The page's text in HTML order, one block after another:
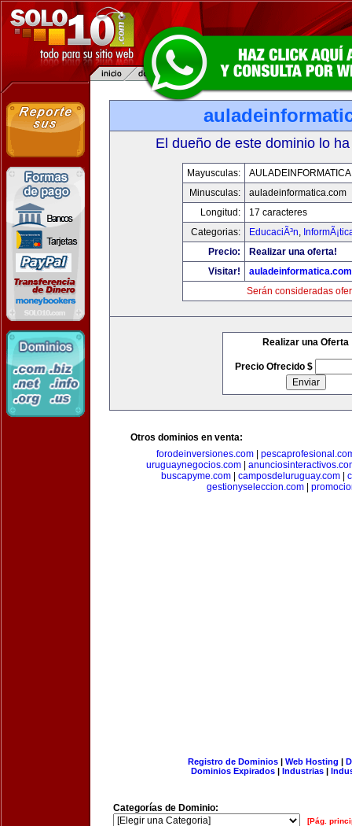
El dueño de este dominio lo
Mayusculas:
Minusculas:
auladeinformatica.com
Longitud:
17 caracteres
Categorias:
EducaciÃ³n,
Precio:
Realizar una oferta!
Visitar!
auladeinformatica.com
Serán consideradas
Realizar una Oferta
Precio Ofrecido $
Otros dominios en venta:
forodeinversiones.com
uruguaynegocios.com|
buscapyme.com
camposdeluruguay.com
gestionyseleccion.com|
Registro de Dominios| Web Hosting |
Dominios Expirados | Industrias |
Categorías de Dominio:
[Pág.